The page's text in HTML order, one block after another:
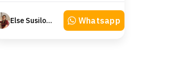
Else Susilowaty Whatsapp